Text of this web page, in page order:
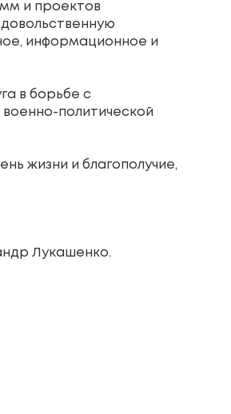
и проектов
информационное и
в борьбе с
политической
жизни и благополучие,
Лукашенко.